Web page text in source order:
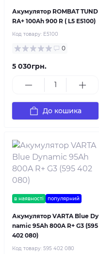
Акумулятор ROMBAT TUND
RA+ 100Ah 900 R ( L5 E5100)
Код товару: E5100
0
5 030грн.
До кошика
в наявності популярний
Акумулятор VARTA Blue Dy
namic 95Ah 800A R+ G3 (595
402 080)
Код товару: 595 402 080